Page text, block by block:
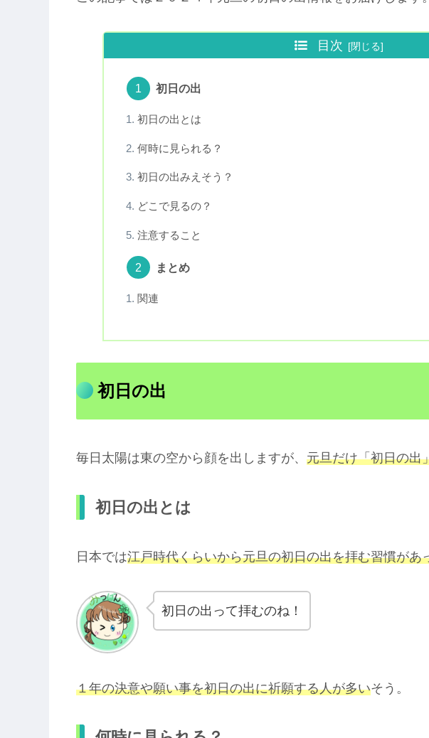
目次
初日の出
初日の出とは
何時に見られる？
初日の出みえそう？
どこで見るの？
注意すること
まとめ
関連
初日の出
毎日太陽は東の空から顔を出しますが、 元旦だけ「初日の出
初日の出とは
日本では江戸時代くらいから元旦の初日の出を拝む習慣があ
初日の出って拝むのね！
１年の決意や願い事を初日の出に祈願する人が多いそう。